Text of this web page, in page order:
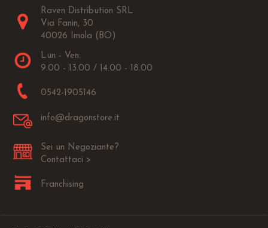
Raven Distribution SRL
Via Fanin, 30
40026 Imola (BO)
Lun - Ven:
9.00 - 13.00 / 14.00 - 18.00
0542-1905146
info@dragonstore.it
Sei un Negoziante?
Contattaci >
Franchising